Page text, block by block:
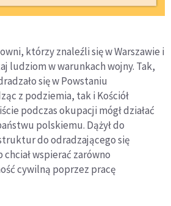
którzy znaleźli się w Warszawie i
ludziom w warunkach wojny. Tak,
się w Powstaniu
z podziemia, tak i Kościół
podczas okupacji mógł działać
polskiemu. Dążył do
do odradzającego się
chciał wspierać zarówno
cywilną poprzez pracę